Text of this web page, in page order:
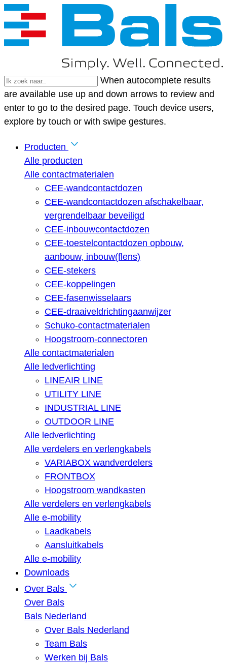
When autocomplete results
are available use up and down arrows to review and
enter to go to the desired page. Touch device users,
explore by touch or with swipe gestures.
Producten
Alle producten
Alle contactmaterialen
CEE-wandcontactdozen
CEE-wandcontactdozen afschakelbaar,
vergrendelbaar beveiligd
CEE-inbouwcontactdozen
CEE-toestelcontactdozen opbouw,
aanbouw, inbouw(flens)
CEE-stekers
CEE-koppelingen
CEE-fasenwisselaars
CEE-draaiveldrichtingaanwijzer
Schuko-contactmaterialen
Hoogstroom-connectoren
Alle contactmaterialen
Alle ledverlichting
LINEAIR LINE
UTILITY LINE
INDUSTRIAL LINE
OUTDOOR LINE
Alle ledverlichting
Alle verdelers en verlengkabels
VARIABOX wandverdelers
FRONTBOX
Hoogstroom wandkasten
Alle verdelers en verlengkabels
Alle e-mobility
Laadkabels
Aansluitkabels
Alle e-mobility
Downloads
Over Bals
Over Bals
Bals Nederland
Over Bals Nederland
Team Bals
Werken bij Bals